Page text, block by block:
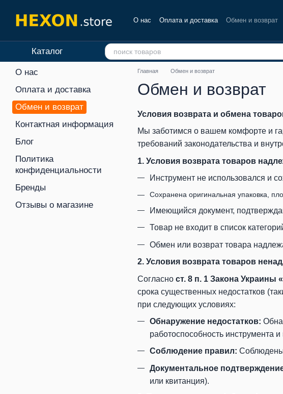
О нас Оплата и доставка Обмен и возврат
Каталог
Главная Обмен и возврат
Обмен и возврат
Условия возврата и обмена
Мы заботимся о вашем комфорте и
требований законодательства и
1. Условия возврата товаров
Инструмент не использовался и
Сохранена оригинальная упаковка,
Имеющийся документ,
Товар не входит в список
Обмен или возврат товара
2. Условия возврата товаров
Согласно ст. 8 п. 1 Закона Украины
срока существенных недостатков
при следующих условиях:
Обнаружение недостатков:
работоспособность инструмента
Соблюдение правил: Соблюдены
Документальное
или квитанция).
О нас
Оплата и доставка
Обмен и возврат
Контактная информация
Блог
Политика
конфиденциальности
Бренды
Отзывы о магазине